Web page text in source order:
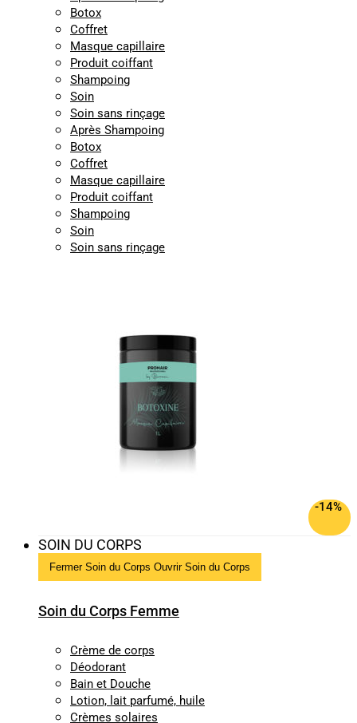
Botox
Coffret
Masque capillaire
Produit coiffant
Shampoing
Soin
Soin sans rinçage
Après Shampoing
Botox
Coffret
Masque capillaire
Produit coiffant
Shampoing
Soin
Soin sans rinçage
-14%
SOIN DU CORPS
Fermer Soin du Corps Ouvrir Soin du Corps
Soin du Corps Femme
Crème de corps
Déodorant
Bain et Douche
Lotion, lait parfumé, huile
Crèmes solaires